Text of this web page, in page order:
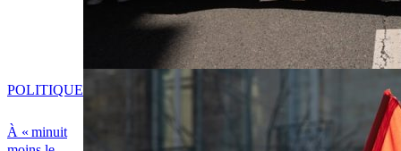
À « minuit
POLITIQUE